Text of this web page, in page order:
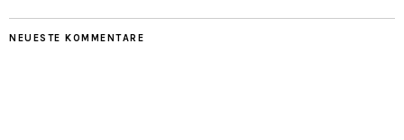
NEUESTE KOMMENTARE